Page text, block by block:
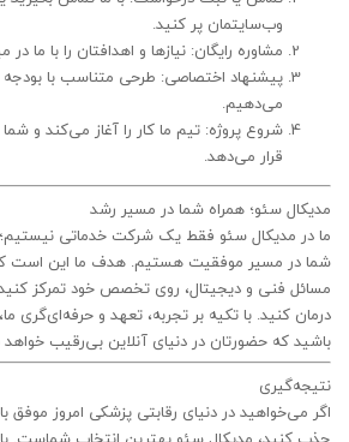
وب‌سایتمان پر کنید.
مشاوره رایگان: نیازها و اهدافتان را با ما در
پیشنهاد اختصاصی: طرحی متناسب با بودجه و
می‌دهیم.
شروع پروژه: تیم ما کار را آغاز می‌کند و
قرار می‌دهد.
مدیکال سئو؛ همراه شما در مسیر رشد
ما در مدیکال سئو فقط یک شرکت خدماتی
شما در مسیر موفقیت هستیم. هدف ما این است
مسائل فنی و دیجیتال، روی تخصص خود تمرکز کنید
درمان کنید. با تکیه بر تجربه، تعهد و حرفه‌ای‌گری
باشید که حضورتان در دنیای آنلاین بی‌رقیب خواهد
نتیجه‌گیری
اگر می‌خواهید در دنیای رقابتی پزشکی امروز موفق